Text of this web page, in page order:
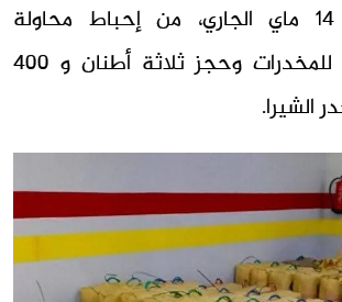
اليوم الخميس 14 ماي الجاري، من إحباط محاولة
للتهريب الدولي للمخدرات وحجز ثلاثة أطنان و 400
الشيرا.